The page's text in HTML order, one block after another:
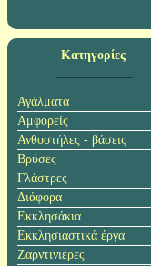
Κατηγορίες
Αγάλματα
Αμφορείς
Ανθοστήλες - βάσεις
Βρύσες
Γλάστρες
Διάφορα
Εκκλησάκια
Εκκλησιαστικά έργα
Ζαρντινιέρες